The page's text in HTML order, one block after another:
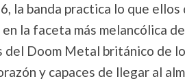
la banda practica lo que ellos
la faceta más melancólica
Doom Metal británico de
y capaces de llegar al